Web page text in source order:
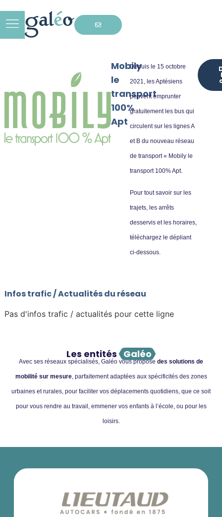
Mobily
le
transport
100%
Apt
Depuis le 15 octobre
2021, les Aptésiens
peuvent emprunter
gratuitement les bus qui
circulent sur les lignes A
et B du nouveau réseau
de transport « Mobily le
transport 100% Apt.
Pour tout savoir sur les
trajets, les arrêts
desservis et les horaires,
téléchargez le dépliant
ci-dessous.
Infos trafic / Actualités du réseau
Pas d'infos trafic / actualités pour cette ligne
Les entités Galéo
Avec ses réseaux spécialisés, Galéo vous propose des solutions de
mobilité sur mesure, parfaitement adaptées aux spécificités des zones
urbaines et rurales, pour faciliter vos déplacements quotidiens, que ce soit
pour vous rendre au travail, emmener vos enfants à l’école, ou pour les
loisirs.